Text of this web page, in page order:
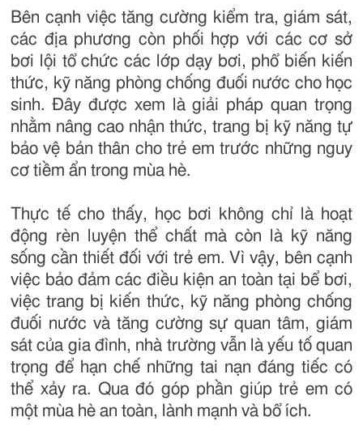
Bên cạnh việc tăng cường kiểm tra, giám sát,
các địa phương còn phối hợp với các cơ sở
bơi lội tổ chức các lớp dạy bơi, phổ biến kiến
thức, kỹ năng phòng chống đuối nước cho học
sinh. Đây được xem là giải pháp quan trọng
nhằm nâng cao nhận thức, trang bị kỹ năng tự
bảo vệ bản thân cho trẻ em trước những nguy
cơ tiềm ẩn trong mùa hè.
Thực tế cho thấy, học bơi không chỉ là hoạt
động rèn luyện thể chất mà còn là kỹ năng
sống cần thiết đối với trẻ em. Vì vậy, bên cạnh
việc bảo đảm các điều kiện an toàn tại bể bơi,
việc trang bị kiến thức, kỹ năng phòng chống
đuối nước và tăng cường sự quan tâm, giám
sát của gia đình, nhà trường vẫn là yếu tố quan
trọng để hạn chế những tai nạn đáng tiếc có
thể xảy ra. Qua đó góp phần giúp trẻ em có
một mùa hè an toàn, lành mạnh và bổ ích.